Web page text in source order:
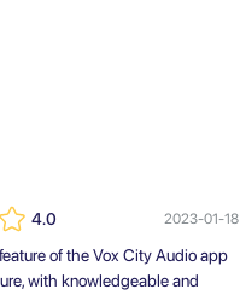
4.0 2023-01-18
of the Vox City Audio app
with knowledgeable and